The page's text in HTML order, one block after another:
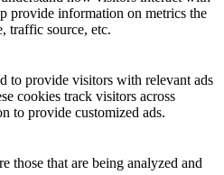
provide information on metrics the
traffic source, etc.
to provide visitors with relevant ads
cookies track visitors across
to provide customized ads.
those that are being analyzed and